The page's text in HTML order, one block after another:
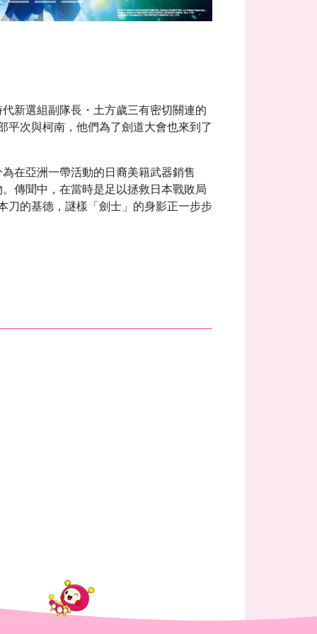
新選組副隊長・土方歲三有密切關連的
次與柯南，他們為了劍道大會也來到了
在亞洲一帶活動的日裔美籍武器銷售
傳聞中，在當時是足以拯救日本戰敗局
刀的基德，謎樣「劍士」的身影正一步步